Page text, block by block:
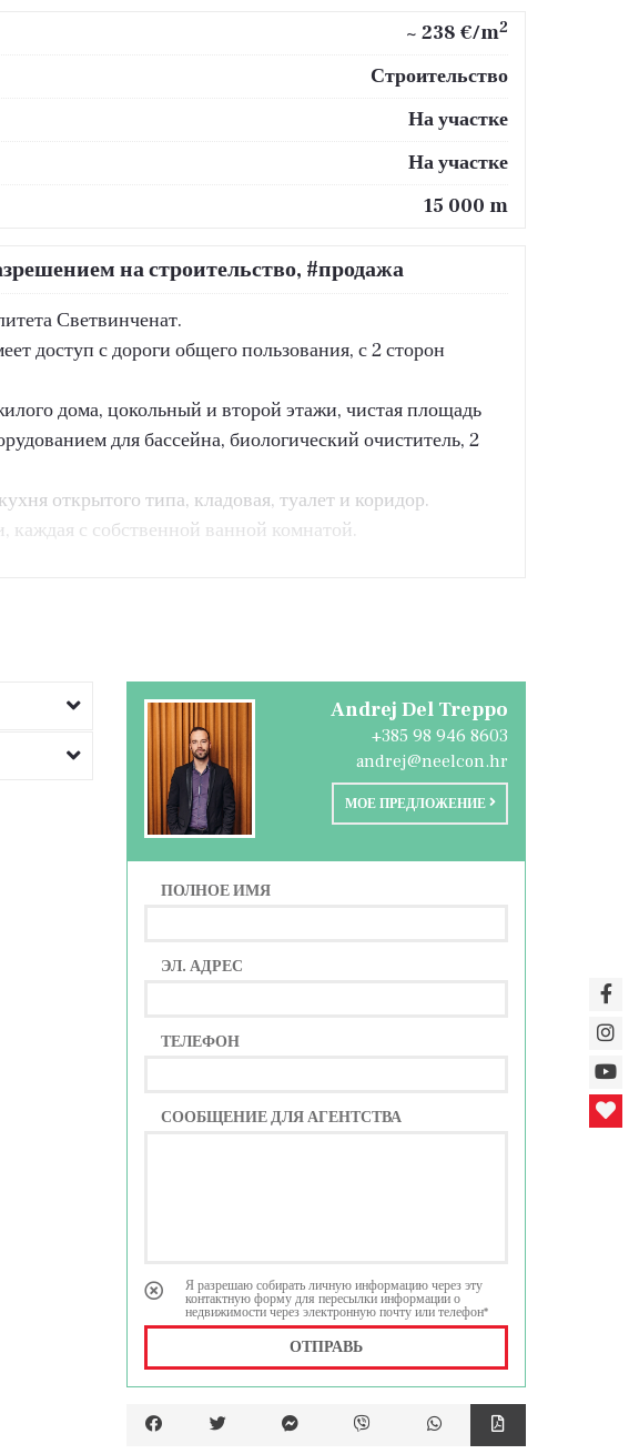
~ 238 €/m2
Строительство
На участке
На участке
15 000 m
на строительство, #продажа
Светвинченат.
доступ с дороги общего пользования, с 2 сторон
дома, цокольный и второй этажи, чистая площадь
для бассейна, биологический очиститель, 2
открытого типа, кладовая, туалет и коридор.
с собственной ванной комнатой.
Andrej Del Treppo
+385 98 946 8603
andrej@neelcon.hr
МОЕ ПРЕДЛОЖЕНИЕ
ПОЛНОЕ ИМЯ
ЭЛ. АДРЕС
ТЕЛЕФОН
СООБЩЕНИЕ ДЛЯ АГЕНТСТВА
Я разрешаю собирать личную информацию через эту
контактную форму для пересылки информации о
недвижимости через электронную почту или телефон*
ОТПРАВЬ